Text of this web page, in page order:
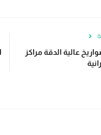
عالية الدقة مراكز